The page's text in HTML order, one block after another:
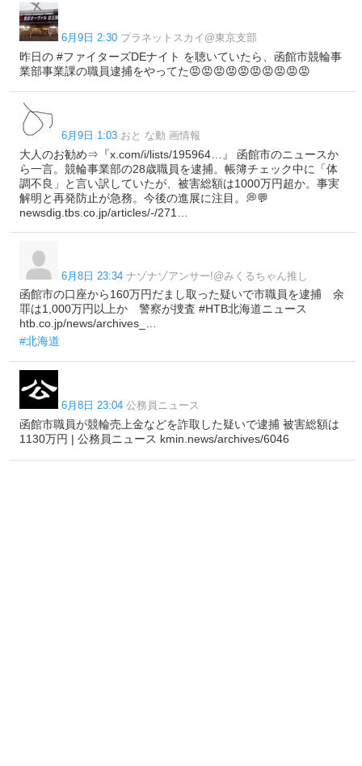
6月9日 2:30 プラネットスカイ@東京支部
昨日の #ファイターズDEナイト を聴いていたら、函館市競輪事
業部事業課の職員逮捕をやってた😡😡😡😡😡😡😡😡😡😡
6月9日 1:03 おと な動 画情報
大人のお勧め⇒『x.com/i/lists/195964…』 函館市のニュースか
ら一言。競輪事業部の28歳職員を逮捕。帳簿チェック中に「体
調不良」と言い訳していたが、被害総額は1000万円超か。事実
解明と再発防止が急務。今後の進展に注目。💭💬
newsdig.tbs.co.jp/articles/-/271…
6月8日 23:34 ナゾナゾアンサー!@みくるちゃん推し
函館市の口座から160万円だまし取った疑いで市職員を逮捕 余
罪は1,000万円以上か 警察が捜査 #HTB北海道ニュース
htb.co.jp/news/archives_…
#北海道
6月8日 23:04 公務員ニュース
函館市職員が競輪売上金などを詐取した疑いで逮捕 被害総額は
1130万円 | 公務員ニュース kmin.news/archives/6046